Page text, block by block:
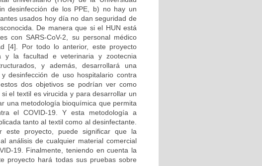
desinfección de los PPE, b) no hay un
usados hoy día no dan seguridad de
De manera que si el HUN está
con SARS-CoV-2, su personal médico
[4]. Por todo lo anterior, este proyecto
y la facultad e veterinaria y zootecnia
y además, desarrollará una
desinfección de uso hospitalario contra
dos objetivos se podrían ver como
el textil es virucida y para desarrollar un
una metodología bioquímica que permita
el COVID-19. Y esta metodología a
tanto al textil como al desinfectante.
este proyecto, puede significar que la
análisis de cualquier material comercial
19. Finalmente, teniendo en cuenta la
proyecto hará todas sus pruebas sobre